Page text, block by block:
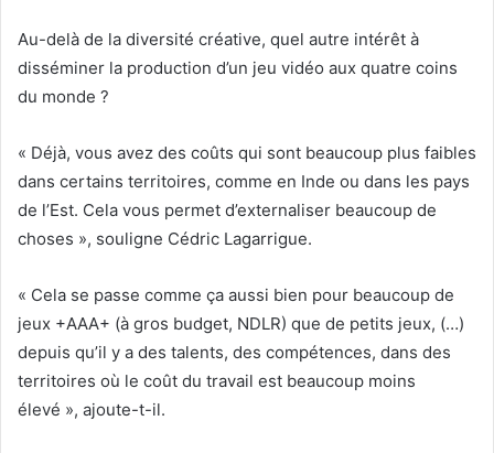
Au-delà de la diversité créative, quel autre intérêt à
disséminer la production d’un jeu vidéo aux quatre coins
du monde ?
« Déjà, vous avez des coûts qui sont beaucoup plus faibles
dans certains territoires, comme en Inde ou dans les pays
de l’Est. Cela vous permet d’externaliser beaucoup de
choses », souligne Cédric Lagarrigue.
« Cela se passe comme ça aussi bien pour beaucoup de
jeux +AAA+ (à gros budget, NDLR) que de petits jeux, (…)
depuis qu’il y a des talents, des compétences, dans des
territoires où le coût du travail est beaucoup moins
élevé », ajoute-t-il.